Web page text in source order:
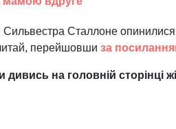
Сталлоне опинилися
перейшовши за
дивись на головній сторінці